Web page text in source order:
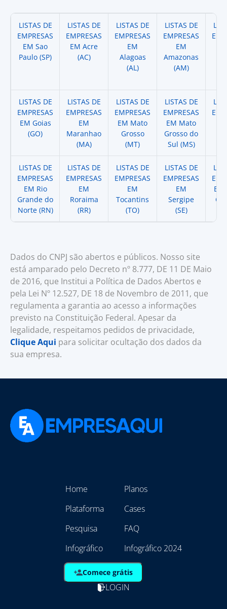
LISTAS DE
EMPRESAS
EM Sao
Paulo (SP)
LISTAS DE
EMPRESAS
EM Acre
(AC)
LISTAS DE
EMPRESAS
EM
Alagoas
(AL)
LISTAS DE
EMPRESAS
EM
Amazonas
(AM)
LISTAS DE
EMPRESAS
EM Goias
(GO)
LISTAS DE
EMPRESAS
EM
Maranhao
(MA)
LISTAS DE
EMPRESAS
EM Mato
Grosso
(MT)
LISTAS DE
EMPRESAS
EM Mato
Grosso do
Sul (MS)
LISTAS DE
EMPRESAS
EM Rio
Grande do
Norte (RN)
LISTAS DE
EMPRESAS
EM
Roraima
(RR)
LISTAS DE
EMPRESAS
EM
Tocantins
(TO)
LISTAS DE
EMPRESAS
EM
Sergipe
(SE)
EM
Dados do CNPJ são abertos e públicos. Nosso site
está amparado pelo Decreto nº 8.777, DE 11 DE Maio
de 2016, que Institui a Política de Dados Abertos e
pela Lei Nº 12.527, DE 18 de Novembro de 2011, que
regulamenta a garantia ao acesso a informações
previsto na Constituição Federal. Apesar da
legalidade, respeitamos pedidos de privacidade,
Clique Aqui para solicitar ocultação dos dados da
sua empresa.
Home
Plataforma
Pesquisa
Infográfico
Planos
Cases
FAQ
Infográfico 2024
Comece grátis
LOGIN